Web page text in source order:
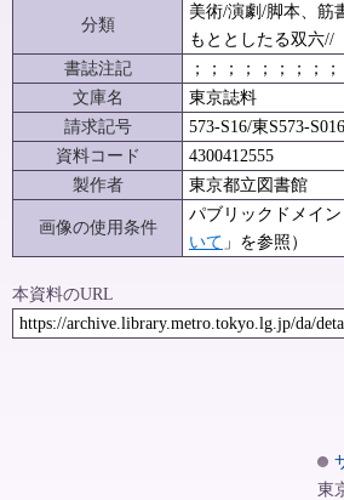
分類
美術/演劇/脚本、筋
もととしたる双六//
書誌注記
；；；；；；；；
文庫名
東京誌料
請求記号
573-S16/東S573-S016
資料コード
4300412555
製作者
東京都立図書館
画像の使用条件
パブリックドメイ
いて 」を参照）
本資料のURL
https://archive.library.metro.tokyo.lg.jp/da/
東